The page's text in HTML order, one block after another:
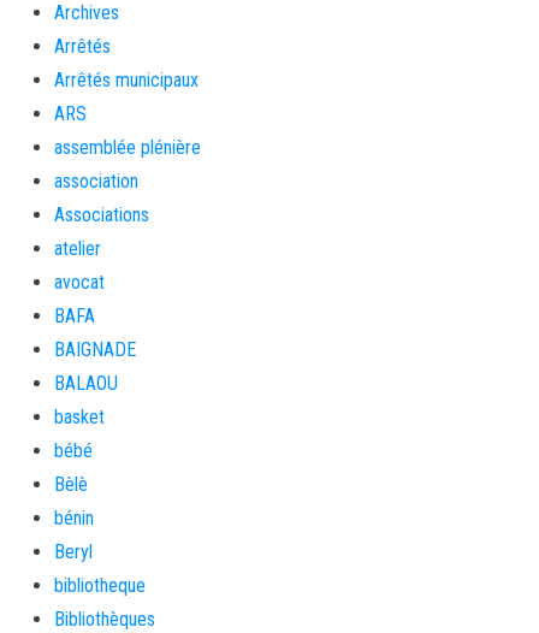
Archives
Arrêtés
Arrêtés municipaux
ARS
assemblée plénière
association
Associations
atelier
avocat
BAFA
BAIGNADE
BALAOU
basket
bébé
Bèlè
bénin
Beryl
bibliotheque
Bibliothèques